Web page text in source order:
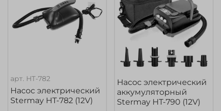
арт. HT-782
Насос электрический
Stermay HT-782 (12V)
Насос электрический
аккумуляторный
Stermay HT-790 (12V)